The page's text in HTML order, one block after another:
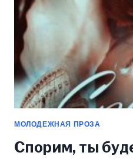
МОЛОДЕЖНАЯ ПРОЗА
Спорим, ты